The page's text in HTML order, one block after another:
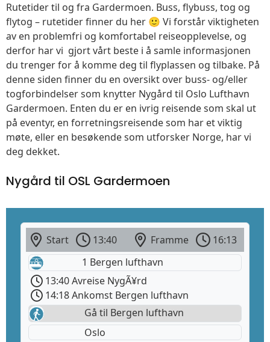
Rutetider til og fra Gardermoen. Buss, flybuss, tog og
flytog – rutetider finner du her 🙂 Vi forstår viktigheten
av en problemfri og komfortabel reiseopplevelse, og
derfor har vi gjort vårt beste i å samle informasjonen
du trenger for å komme deg til flyplassen og tilbake. På
denne siden finner du en oversikt over buss- og/eller
togforbindelser som knytter Nygård til Oslo Lufthavn
Gardermoen. Enten du er en ivrig reisende som skal ut
på eventyr, en forretningsreisende som har et viktig
møte, eller en besøkende som utforsker Norge, har vi
deg dekket.
Nygård til OSL Gardermoen
Start 13:40 Framme
16:13
1 Bergen lufthavn
13:40 Avreise NygÃ¥rd
14:18 Ankomst Bergen lufthavn
Gå til Bergen lufthavn
Oslo